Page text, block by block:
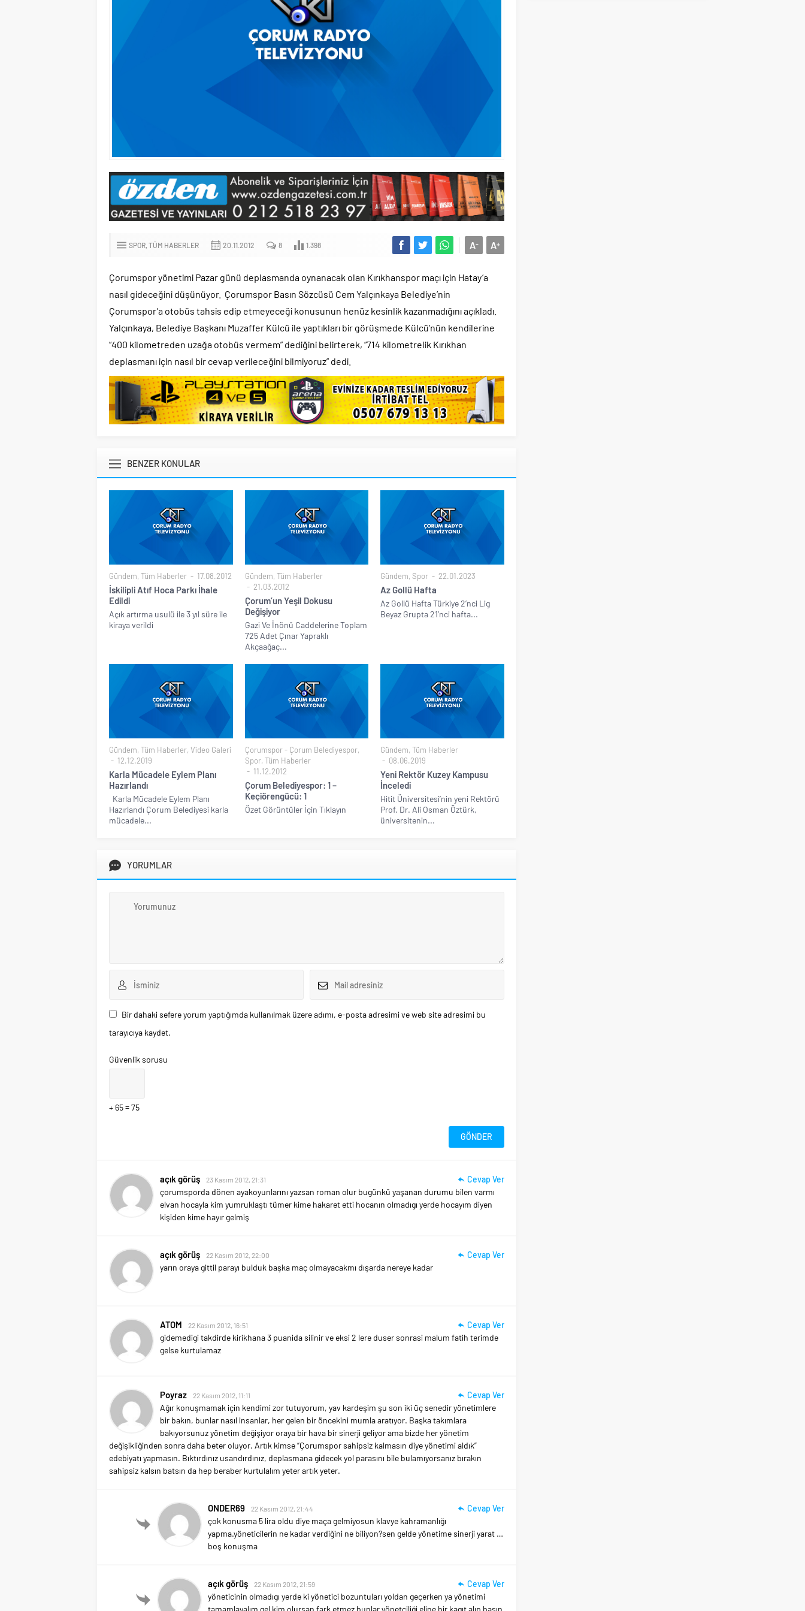
SPOR TÜM HABERLER 20.11.2012 8 1.398 A+
A-
Çorumspor yönetimi Pazar günü deplasmanda oynanacak olan Kırıkhanspor maçı için Hatay’a
nasıl gideceğini düşünüyor. Çorumspor Basın Sözcüsü Cem Yalçınkaya Belediye’nin
Çorumspor’a otobüs tahsis edip etmeyeceği konusunun henüz kesinlik kazanmadığını açıkladı.
Yalçınkaya, Belediye Başkanı Muzaffer Külcü ile yaptıkları bir görüşmede Külcü’nün kendilerine
“400 kilometreden uzağa otobüs vermem” dediğini belirterek, “714 kilometrelik Kırıkhan
deplasmanı için nasıl bir cevap verileceğini bilmiyoruz” dedi.
BENZER KONULAR
Gündem, Tüm Haberler 17.08.2012
İskilipli Atıf Hoca Parkı İhale
Edildi
Açık artırma usulü ile 3 yıl süre ile
kiraya verildi
Gündem, Tüm Haberler
21.03.2012
Çorum’un Yeşil Dokusu
Değişiyor
Gazi Ve İnönü Caddelerine Toplam
725 Adet Çınar Yapraklı
Akçaağaç...
Gündem,Spor 22.01.2023
Az Gollü Hafta
Az Gollü Hafta Türkiye 2’nci Lig
Beyaz Grupta 21’nci hafta...
Gündem, Tüm Haberler, Video Galeri
12.12.2019
Karla Mücadele Eylem Planı
Hazırlandı
Karla Mücadele Eylem Planı
Hazırlandı Çorum Belediyesi karla
mücadele...
Çorumspor - Çorum Belediyespor,
Spor, Tüm Haberler
11.12.2012
Çorum Belediyespor: 1 –
Keçiörengücü: 1
Özet Görüntüler İçin Tıklayın
Gündem,Tüm Haberler
08.06.2019
Yeni Rektör Kuzey Kampusu
İnceledi
Hitit Üniversitesi’nin yeni Rektörü
Prof. Dr. Ali Osman Öztürk,
üniversitenin...
YORUMLAR
Bir dahaki sefere yorum yaptığımda kullanılmak üzere adımı, e-posta adresimi ve web site adresimi bu
tarayıcıya kaydet.
Güvenlik sorusu
+ 65 = 75
açık görüş 23 Kasım 2012, 21:31
çorumsporda dönen ayakoyunlarını yazsan roman olur bugünkü yaşanan durumu bilen varmı
elvan hocayla kim yumruklaştı tümer kime hakaret etti hocanın olmadıgı yerde hocayım diyen
kişiden kime hayır gelmiş
Cevap Ver
açık görüş 22 Kasım 2012, 22:00
yarın oraya gittil parayı bulduk başka maç olmayacakmı dışarda nereye kadar
Cevap Ver
ATOM 22 Kasım 2012, 16:51
gidemedigi takdirde kirikhana 3 puanida silinir ve eksi 2 lere duser sonrasi malum fatih terimde
gelse kurtulamaz
Cevap Ver
Poyraz 22 Kasım 2012, 11:11
Ağır konuşmamak için kendimi zor tutuyorum, yav kardeşim şu son iki üç senedir yönetimlere
bir bakın, bunlar nasıl insanlar, her gelen bir öncekini mumla aratıyor. Başka takımlara
bakıyorsunuz yönetim değişiyor oraya bir hava bir sinerji geliyor ama bizde her yönetim
değişikliğinden sonra daha beter oluyor. Artık kimse “Çorumspor sahipsiz kalmasın diye yönetimi aldık”
edebiyatı yapmasın. Bıktırdınız usandırdınız, deplasmana gidecek yol parasını bile bulamıyorsanız bırakın
sahipsiz kalsın batsın da hep beraber kurtulalım yeter artık yeter.
Cevap Ver
ONDER69 22 Kasım 2012, 21:44
çok konusma 5 lira oldu diye maça gelmiyosun klavye kahramanlığı
yapma.yöneticilerin ne kadar verdiğini ne biliyon?sen gelde yönetime sinerji yarat …
boş konuşma
Cevap Ver
açık görüş 22 Kasım 2012, 21:59
yöneticinin olmadıgı yerde ki yönetici bozuntuları yoldan geçerken ya yönetimi
Cevap Ver